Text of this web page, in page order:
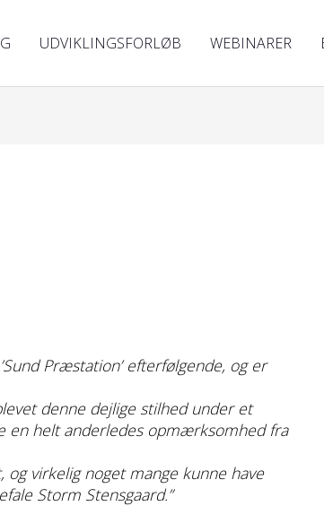
UDVIKLINGSFORLØB WEBINARER
Præstation’ efterfølgende, og er
denne dejlige stilhed under et
en helt anderledes opmærksomhed fra
virkelig noget mange kunne have
Storm Stensgaard.”